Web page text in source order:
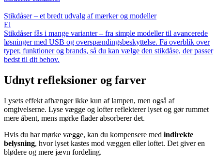
Stikdåser – et bredt udvalg af mærker og modeller
El
Stikdåser fås i mange varianter – fra simple modeller til avancerede
løsninger med USB og overspændingsbeskyttelse. Få overblik over
typer, funktioner og brands, så du kan vælge den stikdåse, der passer
bedst til dit behov.
Udnyt refleksioner og farver
Lysets effekt afhænger ikke kun af lampen, men også af
omgivelserne. Lyse vægge og lofter reflekterer lyset og gør rummet
mere åbent, mens mørke flader absorberer det.
Hvis du har mørke vægge, kan du kompensere med indirekte
belysning, hvor lyset kastes mod væggen eller loftet. Det giver en
blødere og mere jævn fordeling.